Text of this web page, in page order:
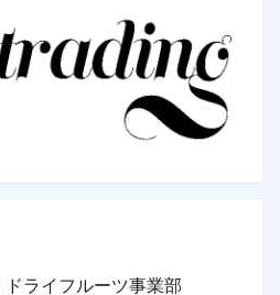
| ドライフルーツ事業部